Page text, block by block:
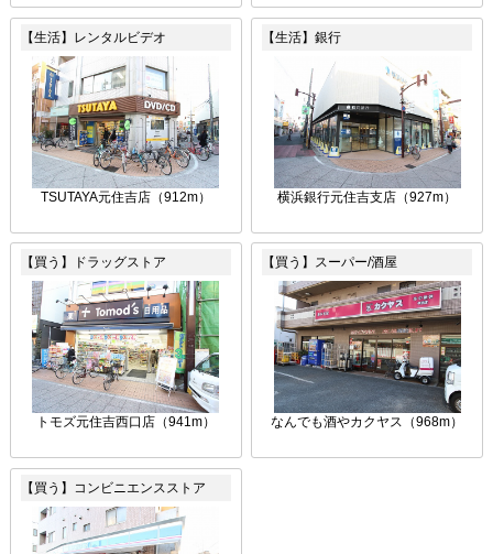
【生活】レンタルビデオ
TSUTAYA元住吉店（912m）
【生活】銀行
横浜銀行元住吉支店（927m）
【買う】ドラッグストア
トモズ元住吉西口店（941m）
【買う】スーパー/酒屋
なんでも酒やカクヤス（968m）
【買う】コンビニエンスストア